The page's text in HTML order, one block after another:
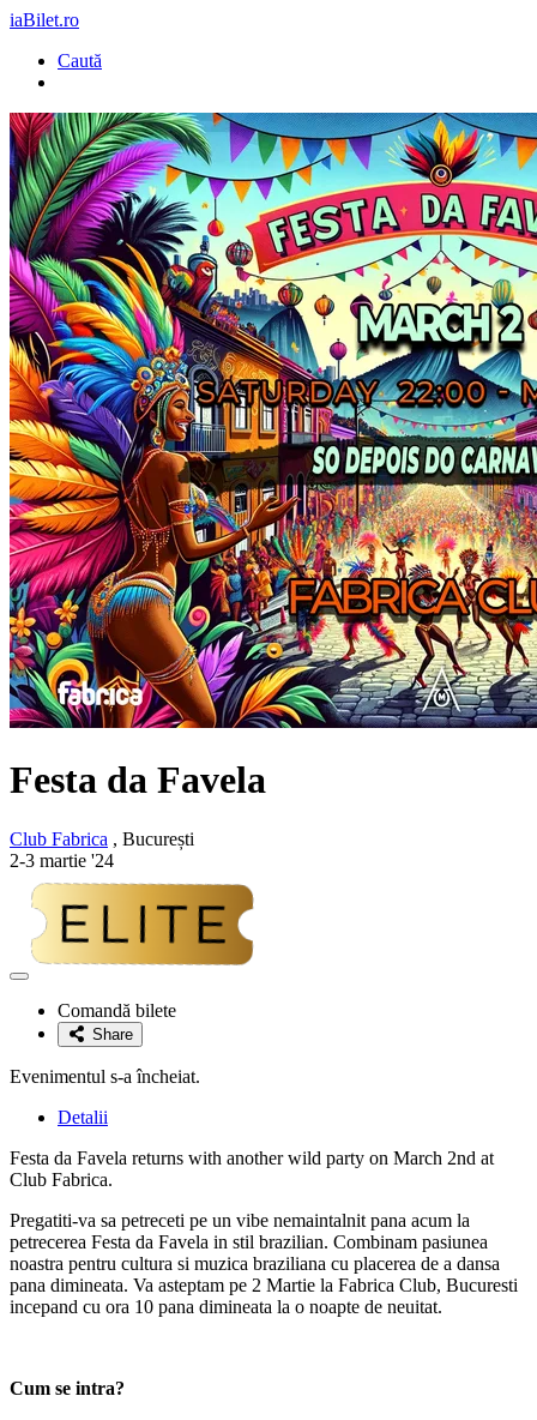
iaBilet.ro
Caută
Festa da Favela
Club Fabrica , București
2-3 martie '24
Adaugă
favoriteComandă bilete
Share
Evenimentul s-a încheiat.
Detalii
Festa da Favela returns with another wild party on March 2nd at
Club Fabrica.
Pregatiti-va sa petreceti pe un vibe nemaintalnit pana acum la
petrecerea Festa da Favela in stil brazilian. Combinam pasiunea
noastra pentru cultura si muzica braziliana cu placerea de a dansa
pana dimineata. Va asteptam pe 2 Martie la Fabrica Club, Bucuresti
incepand cu ora 10 pana dimineata la o noapte de neuitat.
Cum se intra?